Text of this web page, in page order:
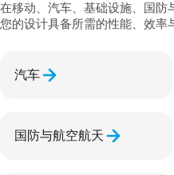
在移动、汽车、基础设施、国防
您的设计具备所需的性能、效率
汽车
国防与航空航天